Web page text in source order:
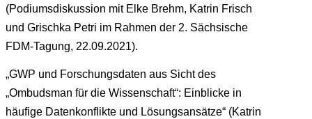
(Podiumsdiskussion mit Elke Brehm, Katrin Frisch
und Grischka Petri im Rahmen der 2. Sächsische
FDM-Tagung, 22.09.2021).
„GWP und Forschungsdaten aus Sicht des
„Ombudsman für die Wissenschaft“: Einblicke in
häufige Datenkonflikte und Lösungsansätze“ (Katrin